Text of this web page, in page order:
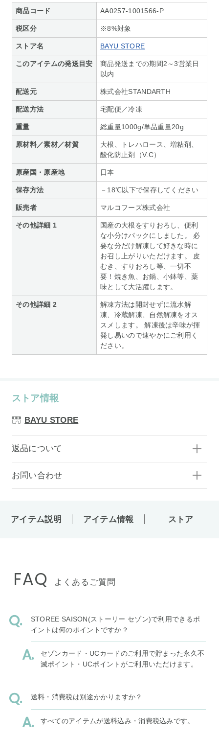
商品コード AA0257-1001566-P
税区分 ※8%対象
ストア名 BAYU STORE
このアイテムの発送目安
商品発送までの期間2～3営業日
以内
配送元 株式会社STANDARTH
配送方法 宅配便／冷凍
重量 総重量1000g/単品重量20g
原材料／素材／材質
大根、トレハロース、増粘剤、
酸化防止剤（V.C）
原産国・原産地 日本
保存方法 －18℃以下で保存してください
販売者 マルコフーズ株式会社
その他詳細 1
国産の大根をすりおろし、便利
な小分けパックにしました。 必
要な分だけ解凍して好きな時に
お召し上がりいただけます。 皮
むき、すりおろし等、一切不
要！焼き魚、お鍋、小鉢等、薬
味として大活躍します。
その他詳細 2
解凍方法は開封せずに流水解
凍、冷蔵解凍、自然解凍をオス
スメします。 解凍後は辛味が揮
発し易いので速やかにご利用く
ださい。
ストア情報
BAYU STORE
返品について
お問い合わせ
アイテム説明 アイテム情報 ストア
FAQ よくあるご質問
STOREE SAISON(ストーリー セゾン)で利用できるポ
イントは何のポイントですか？
セゾンカード・UCカードのご利用で貯まった永久不
滅ポイント・UCポイントがご利用いただけます。
送料・消費税は別途かかりますか？
すべてのアイテムが送料込み・消費税込みです。